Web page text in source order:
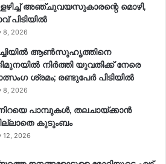
അഞ്ചുവയസുകാരന്റെ മൊഴി,
പിടിയിൽ
8, 2026
ആൺസുഹൃത്തിനെ
നിർത്തി യുവതിക്ക് നേരെ
ശ്രമം; രണ്ടുപേർ പിടിയിൽ
8, 2026
നിറയെ പാമ്പുകൾ, തലചായ്ക്കാൻ
കുടുംബം
12, 2026